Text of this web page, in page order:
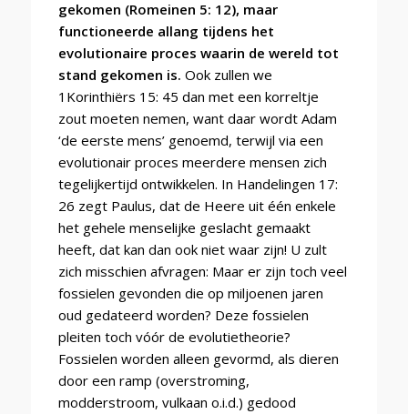
gekomen (Romeinen 5: 12), maar
functioneerde allang tijdens het
evolutionaire proces waarin de wereld tot
stand gekomen is. Ook zullen we
1Korinthiërs 15: 45 dan met een korreltje
zout moeten nemen, want daar wordt Adam
‘de eerste mens’ genoemd, terwijl via een
evolutionair proces meerdere mensen zich
tegelijkertijd ontwikkelen. In Handelingen 17:
26 zegt Paulus, dat de Heere uit één enkele
het gehele menselijke geslacht gemaakt
heeft, dat kan dan ook niet waar zijn! U zult
zich misschien afvragen: Maar er zijn toch veel
fossielen gevonden die op miljoenen jaren
oud gedateerd worden? Deze fossielen
pleiten toch vóór de evolutietheorie?
Fossielen worden alleen gevormd, als dieren
door een ramp (overstroming,
modderstroom, vulkaan o.i.d.) gedood